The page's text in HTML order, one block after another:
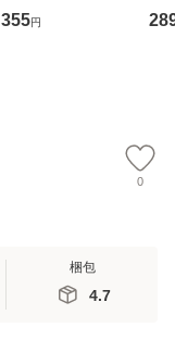
キューンレコード
[CD]【メール便送
355円
のが
0
梱包
4.7